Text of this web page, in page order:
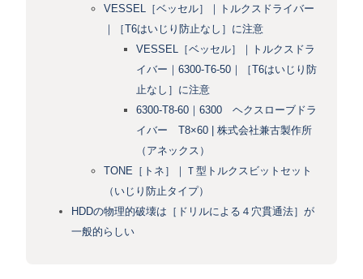
VESSEL［ベッセル］｜トルクスドライバー
｜［T6はいじり防止なし］に注意
VESSEL［ベッセル］｜トルクスドラ
イバー｜6300-T6-50｜［T6はいじり防
止なし］に注意
6300-T8-60｜6300 ヘクスローブドラ
イバー T8×60 | 株式会社兼古製作所
（アネックス）
TONE［トネ］｜Ｔ型トルクスビットセット
（いじり防止タイプ）
HDDの物理的破壊は［ドリルによる４穴貫通法］が
一般的らしい